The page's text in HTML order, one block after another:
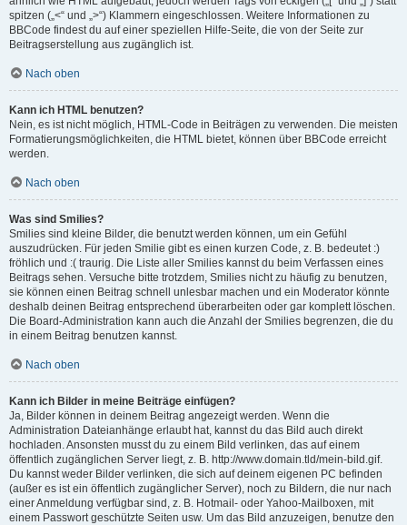
spitzen („<“ und „>“) Klammern eingeschlossen. Weitere Informationen zu
BBCode findest du auf einer speziellen Hilfe-Seite, die von der Seite zur
Beitragserstellung aus zugänglich ist.
Nach oben
Kann ich HTML benutzen?
Nein, es ist nicht möglich, HTML-Code in Beiträgen zu verwenden. Die meisten
Formatierungsmöglichkeiten, die HTML bietet, können über BBCode erreicht
werden.
Nach oben
Was sind Smilies?
Smilies sind kleine Bilder, die benutzt werden können, um ein Gefühl
auszudrücken. Für jeden Smilie gibt es einen kurzen Code, z. B. bedeutet :)
fröhlich und :( traurig. Die Liste aller Smilies kannst du beim Verfassen eines
Beitrags sehen. Versuche bitte trotzdem, Smilies nicht zu häufig zu benutzen,
sie können einen Beitrag schnell unlesbar machen und ein Moderator könnte
deshalb deinen Beitrag entsprechend überarbeiten oder gar komplett löschen.
Die Board-Administration kann auch die Anzahl der Smilies begrenzen, die du
in einem Beitrag benutzen kannst.
Nach oben
Kann ich Bilder in meine Beiträge einfügen?
Ja, Bilder können in deinem Beitrag angezeigt werden. Wenn die
Administration Dateianhänge erlaubt hat, kannst du das Bild auch direkt
hochladen. Ansonsten musst du zu einem Bild verlinken, das auf einem
öffentlich zugänglichen Server liegt, z. B. http://www.domain.tld/mein-bild.gif.
Du kannst weder Bilder verlinken, die sich auf deinem eigenen PC befinden
(außer es ist ein öffentlich zugänglicher Server), noch zu Bildern, die nur nach
einer Anmeldung verfügbar sind, z. B. Hotmail- oder Yahoo-Mailboxen, mit
einem Passwort geschützte Seiten usw. Um das Bild anzuzeigen, benutze den